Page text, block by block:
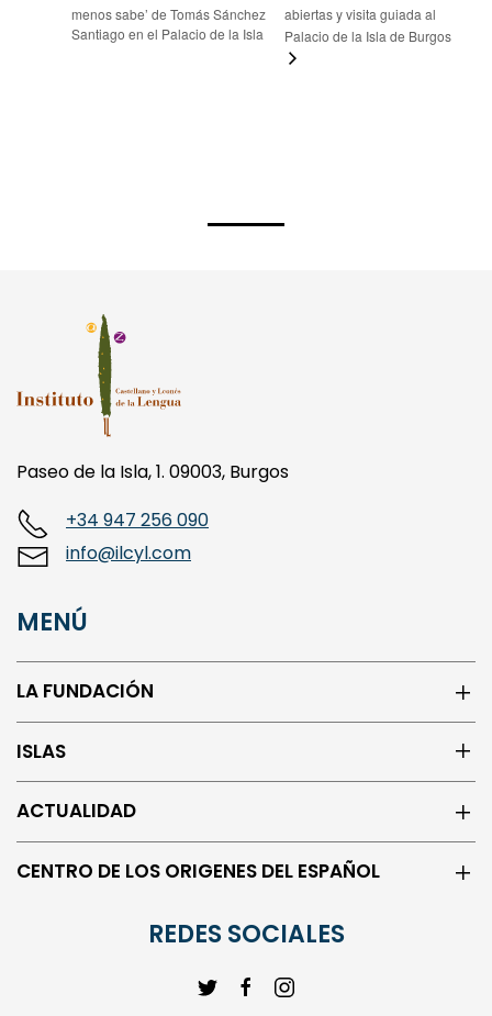
menos sabe’ de Tomás Sánchez
Santiago en el Palacio de la Isla
abiertas y visita guiada al
Palacio de la Isla de Burgos
Paseo de la Isla, 1. 09003, Burgos
+34 947 256 090
info@ilcyl.com
MENÚ
LA FUNDACIÓN
ISLAS
ACTUALIDAD
CENTRO DE LOS ORIGENES DEL ESPAÑOL
REDES SOCIALES